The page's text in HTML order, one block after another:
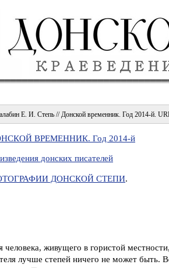
Е. И. Степь // Донской временник. Год 2014-й.
ВРЕМЕННИК. Год 2014-й
донских писателей
ДОНСКОЙ СТЕПИ.
человека, живущего в гористой
лучше степей ничего не может быть.